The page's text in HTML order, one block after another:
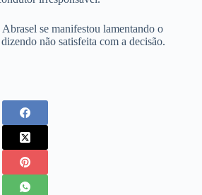
se manifestou lamentando o
não satisfeita com a decisão.